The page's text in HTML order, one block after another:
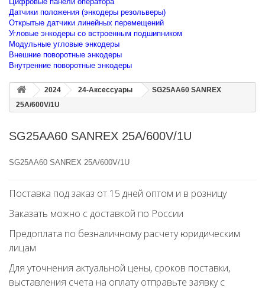
Датчики положения (энкодеры резольверы)
Открытые датчики линейных перемещений
Угловые энкодеры со встроенным подшипником
Модульные угловые энкодеры
Внешние поворотные энкодеры
Внутренние поворотные энкодеры
2024 24-Аксессуары
SG25AA60 SANREX
25A/600V/1U
SG25AA60 SANREX 25A/600V/1U
SG25AA60 SANREX 25A/600V/1U
Поставка под заказ от 15 дней оптом и в розницу
Заказать можно с доставкой по России
Предоплата по безналичному расчету юридическим
лицам
Для уточнения актуальной цены, сроков поставки,
выставления счета на оплату отправьте заявку с